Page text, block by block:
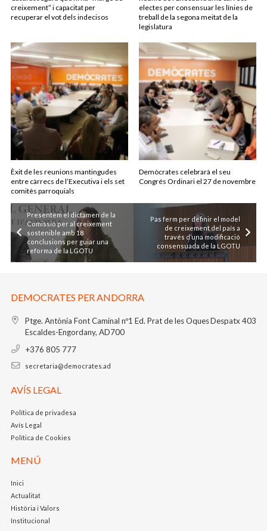
creixement” i capacitat per
recuperar el vot dels indecisos
electes per consensuar les línies de
treball de la segona meitat de la
legislatura
Èxit de les reunions mantingudes
entre càrrecs de l’Executiva i els set
comitès parroquials
Demòcrates celebrarà el seu
Congrés Ordinari el 27 de novembre
Presentem el dictamen de la
Comissió per al creixement
sostenible amb 18
conclusions per guiar una
reforma de la LGOTU
Pas ferm per definir el model
de creixement del país a
través d’una modificació
consensuada de la LGOTU
DEMOCRATES PER ANDORRA
Ptge. Antònia Font Caminal nº1 Ed. Prat de les OquesDespatx 403
Escaldes-Engordany, AD700
+376 805 777
secretaria@democrates.ad
AVÍS LEGAL
Política de privadesa
Avís Legal
Política de Cookies
MENÚ
Inici
Actualitat
Història i Valors
Institucional